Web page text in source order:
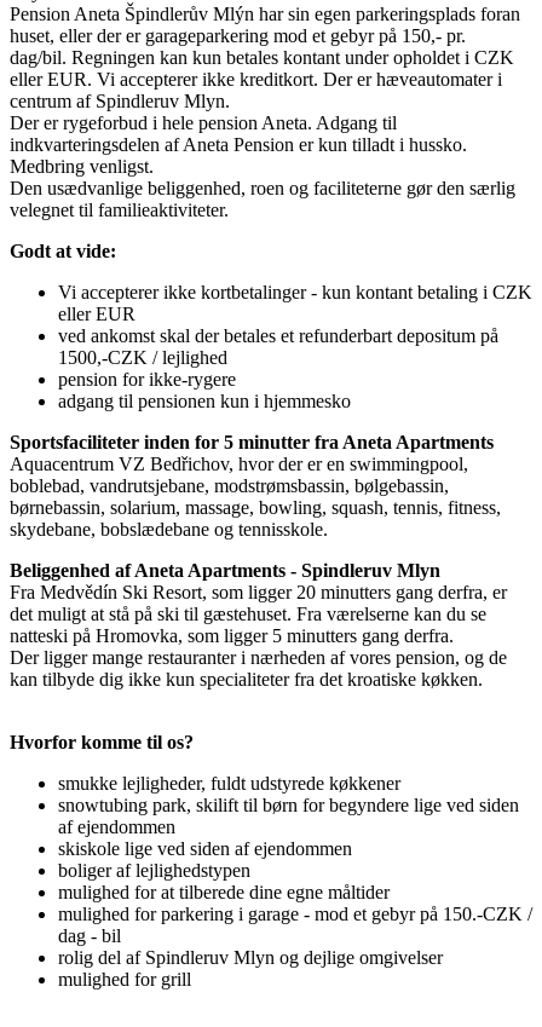
Pension Aneta Špindlerův Mlýn har sin egen parkeringsplads foran
huset, eller der er garageparkering mod et gebyr på 150,- pr.
dag/bil. Regningen kan kun betales kontant under opholdet i CZK
eller EUR. Vi accepterer ikke kreditkort. Der er hæveautomater i
centrum af Spindleruv Mlyn.
Der er rygeforbud i hele pension Aneta. Adgang til
indkvarteringsdelen af Aneta Pension er kun tilladt i hussko.
Medbring venligst.
Den usædvanlige beliggenhed, roen og faciliteterne gør den særlig
velegnet til familieaktiviteter.
Godt at vide:
Vi accepterer ikke kortbetalinger - kun kontant betaling i CZK
eller EUR
ved ankomst skal der betales et refunderbart depositum på
1500,-CZK / lejlighed
pension for ikke-rygere
adgang til pensionen kun i hjemmesko
Sportsfaciliteter inden for 5 minutter fra Aneta Apartments
Aquacentrum VZ Bedřichov, hvor der er en swimmingpool,
boblebad, vandrutsjebane, modstrømsbassin, bølgebassin,
børnebassin, solarium, massage, bowling, squash, tennis, fitness,
skydebane, bobslædebane og tennisskole.
Beliggenhed af Aneta Apartments - Spindleruv Mlyn
Fra Medvědín Ski Resort, som ligger 20 minutters gang derfra, er
det muligt at stå på ski til gæstehuset. Fra værelserne kan du se
natteski på Hromovka, som ligger 5 minutters gang derfra.
Der ligger mange restauranter i nærheden af vores pension, og de
kan tilbyde dig ikke kun specialiteter fra det kroatiske køkken.
Hvorfor komme til os?
smukke lejligheder, fuldt udstyrede køkkener
snowtubing park, skilift til børn for begyndere lige ved siden
af ejendommen
skiskole lige ved siden af ejendommen
boliger af lejlighedstypen
mulighed for at tilberede dine egne måltider
mulighed for parkering i garage - mod et gebyr på 150.-CZK /
dag - bil
rolig del af Spindleruv Mlyn og dejlige omgivelser
mulighed for grill